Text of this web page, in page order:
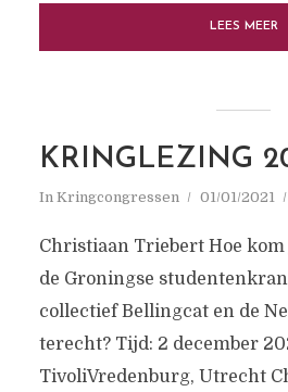
LEES MEER
KRINGLEZING
In Kringcongressen 01/01/2021
Christiaan Triebert Hoe
de Groningse
collectief Bellingcat en de
terecht? Tijd: 2 december
TivoliVredenburg, Utrecht